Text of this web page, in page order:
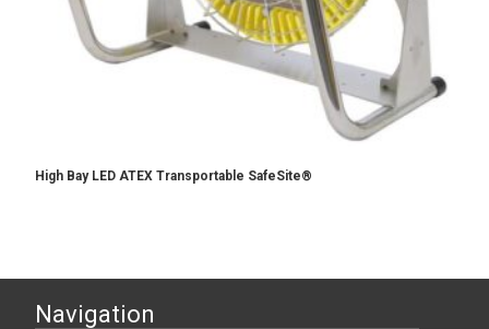
High Bay LED ATEX Transportable SafeSite®
Navigation